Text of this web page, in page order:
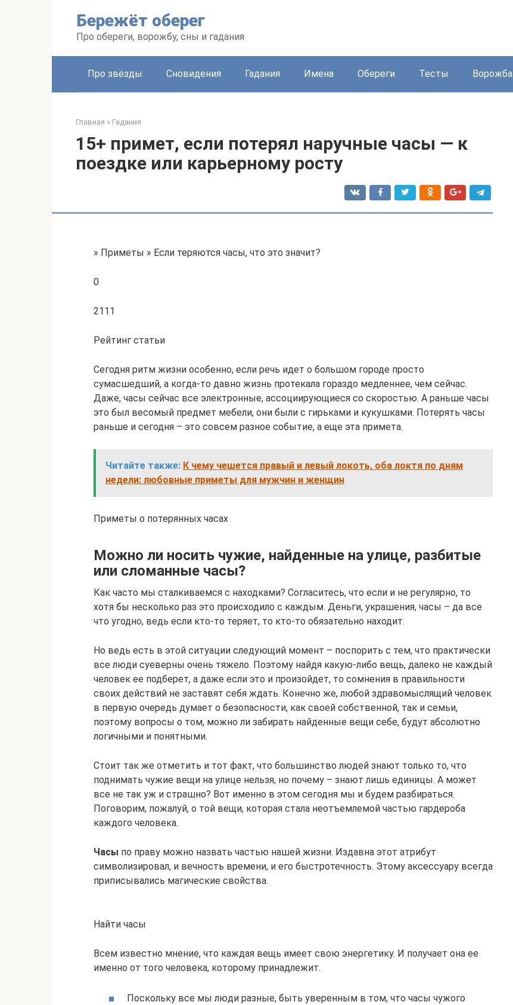
Бережёт оберег
Про обереги, ворожбу, сны и гадания
Про звёзды Сновидения Гадания Имена Обереги Тесты Ворожба
Главная » Гадания
15+ примет, если потерял наручные часы — к
поездке или карьерному росту
» Приметы » Если теряются часы, что это значит?
0
2111
Рейтинг статьи
Сегодня ритм жизни особенно, если речь идет о большом городе просто
сумасшедший, а когда-то давно жизнь протекала гораздо медленнее, чем сейчас.
Даже, часы сейчас все электронные, ассоциирующиеся со скоростью. А раньше часы
это был весомый предмет мебели, они были с гирьками и кукушками. Потерять часы
раньше и сегодня – это совсем разное событие, а еще эта примета.
Читайте также: К чему чешется правый и левый локоть, оба локтя по дням
недели: любовные приметы для мужчин и женщин
Приметы о потерянных часах
Можно ли носить чужие, найденные на улице, разбитые
или сломанные часы?
Как часто мы сталкиваемся с находками? Согласитесь, что если и не регулярно, то
хотя бы несколько раз это происходило с каждым. Деньги, украшения, часы – да все
что угодно, ведь если кто-то теряет, то кто-то обязательно находит.
Но ведь есть в этой ситуации следующий момент – поспорить с тем, что практически
все люди суеверны очень тяжело. Поэтому найдя какую-либо вещь, далеко не каждый
человек ее подберет, а даже если это и произойдет, то сомнения в правильности
своих действий не заставят себя ждать. Конечно же, любой здравомыслящий человек
в первую очередь думает о безопасности, как своей собственной, так и семьи,
поэтому вопросы о том, можно ли забирать найденные вещи себе, будут абсолютно
логичными и понятными.
Стоит так же отметить и тот факт, что большинство людей знают только то, что
поднимать чужие вещи на улице нельзя, но почему – знают лишь единицы. А может
все не так уж и страшно? Вот именно в этом сегодня мы и будем разбираться.
Поговорим, пожалуй, о той вещи, которая стала неотъемлемой частью гардероба
каждого человека.
Часы по праву можно назвать частью нашей жизни. Издавна этот атрибут
символизировал, и вечность времени, и его быстротечность. Этому аксессуару всегда
приписывались магические свойства.
Найти часы
Всем известно мнение, что каждая вещь имеет свою энергетику. И получает она ее
именно от того человека, которому принадлежит.
Поскольку все мы люди разные, быть уверенным в том, что часы чужого